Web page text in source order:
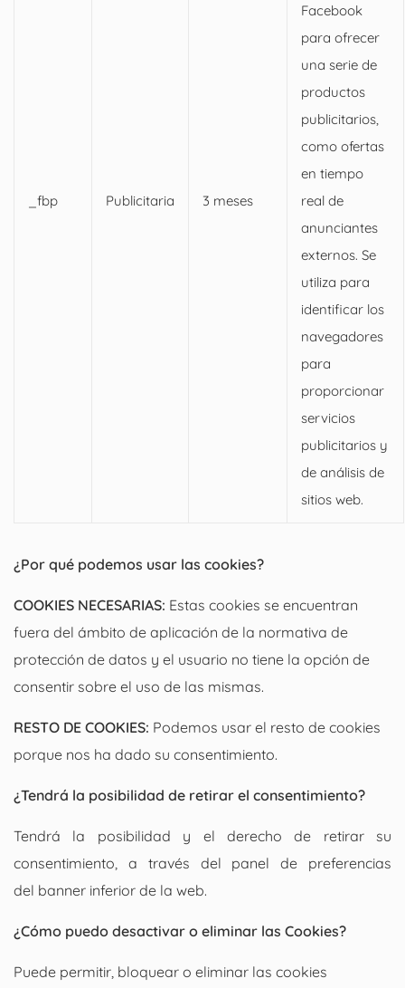
_fbp Publicitaria 3 meses
Facebook
para ofrecer
una serie de
productos
publicitarios,
como ofertas
en tiempo
real de
anunciantes
externos. Se
utiliza para
identificar los
navegadores
para
proporcionar
servicios
publicitarios y
de análisis de
sitios web.
¿Por qué podemos usar las cookies?
COOKIES NECESARIAS: Estas cookies se encuentran
fuera del ámbito de aplicación de la normativa de
protección de datos y el usuario no tiene la opción de
consentir sobre el uso de las mismas.
RESTO DE COOKIES: Podemos usar el resto de cookies
porque nos ha dado su consentimiento.
¿Tendrá la posibilidad de retirar el consentimiento?
Tendrá la posibilidad y el derecho de retirar su
consentimiento, a través del panel de preferencias
del banner inferior de la web.
¿Cómo puedo desactivar o eliminar las Cookies?
Puede permitir, bloquear o eliminar las cookies